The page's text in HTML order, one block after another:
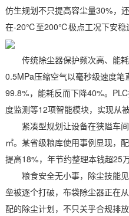
仿生规划不只提高容尘量30%，
在-20℃至200℃极点工况下安稳
传统除尘器保护频次高、能耗
0.5MPa压缩空气以毫秒级速度笔
99.8%，能耗反而下降40%。
度监测等12项智能模块，实现从
紧凑型规划让设备在狭隘车间
㎡。某省级粮库使用事例显现，
提高18%，年节约整理本钱超25
粮食安全无小事，除尘技能见
垒被逐个打破，布袋除尘器正在
配的除尘计划，不只关乎合规排